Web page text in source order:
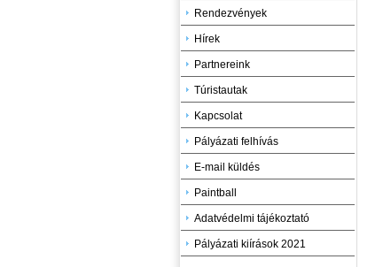
Rendezvények
Hírek
Partnereink
Túristautak
Kapcsolat
Pályázati felhívás
E-mail küldés
Paintball
Adatvédelmi tájékoztató
Pályázati kiírások 2021